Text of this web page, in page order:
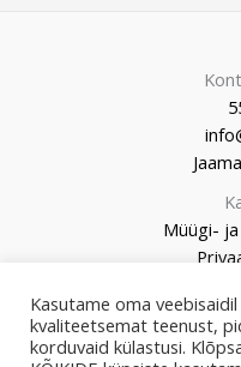
Müügi-
Kasutame oma
kvaliteetsemat teenust,
korduvaid külastusi.